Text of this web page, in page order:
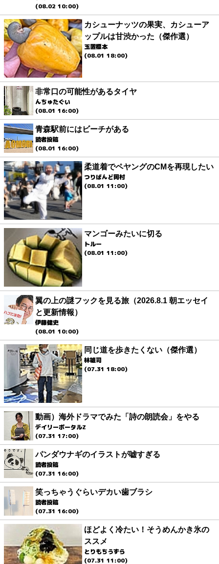
(08.02 10:00)
カシューナッツの果実、カシューア
ップルは甘渋かった（傑作選）
玉置標本
(08.01 18:00)
非常口の可能性があるタイヤ
んちゅたぐい
(08.01 16:00)
青森駅前にはビーチがある
読者投稿
(08.01 16:00)
柔道着でペヤングのCMを再現したい
つりばんど岡村
(08.01 11:00)
マンゴーみたいに切る
トルー
(08.01 11:00)
翼の上の謎フックを見る旅（2026.8.1 朝エッセイ
と更新情報）
伊藤健史
(08.01 10:00)
同じ道を歩きたくない（傑作選）
林雄司
(07.31 18:00)
動画）海外ドラマでみた「詩の朗読会」をやる
デイリーポータルZ
(07.31 17:00)
パンダウナギのイラストが嘘すぎる
読者投稿
(07.31 16:00)
笑っちゃうぐらいデカい歯ブラシ
読者投稿
(07.31 16:00)
ほどよく冷たい！そうめんかき氷の
ススメ
とりもちうずら
(07.31 11:00)